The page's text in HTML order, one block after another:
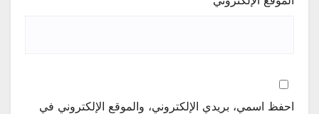
احفظ اسمي، بريدي الإلكتروني، والموقع الإلكتروني في